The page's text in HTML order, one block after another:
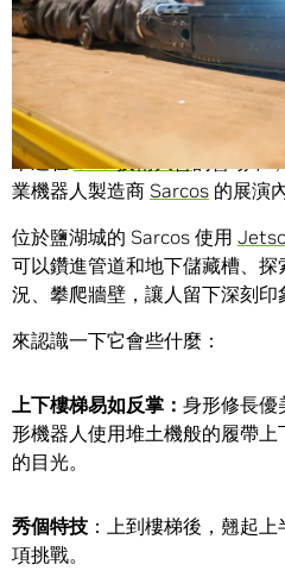
Sarcos 那具搭載 Jetson 系統
還有直接爬上牆壁，以前往人
不吸引著眾人目光。
本週在GPU 技術大會
的會場中
業機器人製造商 Sarcos 的展演
位於鹽湖城的 Sarcos 使用
可以鑽進管道和地下儲藏槽、
況、攀爬牆壁，讓人留下深刻印
來認識一下它會些什麼：
上下樓梯易如反掌： 身形修長優
形機器人使用堆土機般的履帶
的目光。
秀個特技 ：上到樓梯後，翹起
項挑戰。